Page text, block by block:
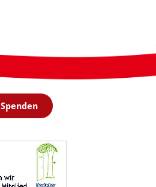
Spenden